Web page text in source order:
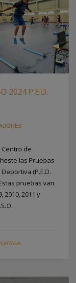
2024 P.E.D.
de
las Pruebas
(P.E.D.
pruebas van
2010, 2011 y